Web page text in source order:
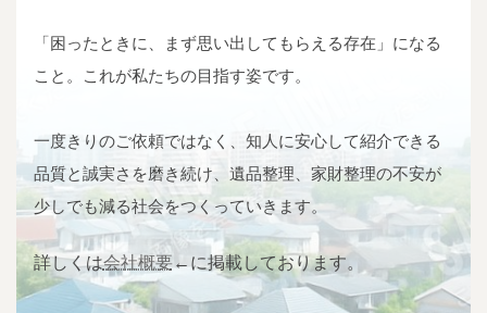
「困ったときに、まず思い出してもらえる存在」になる
こと。これが私たちの目指す姿です。
一度きりのご依頼ではなく、知人に安心して紹介できる
品質と誠実さを磨き続け、遺品整理、家財整理の不安が
少しでも減る社会をつくっていきます。
詳しくは会社概要←に掲載しております。